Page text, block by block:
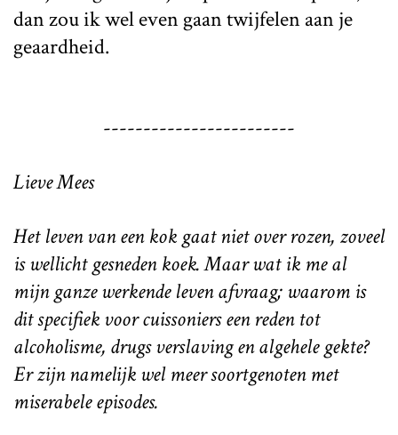
dan zou ik wel even gaan twijfelen aan je
geaardheid.
------------------------
Lieve Mees
Het leven van een kok gaat niet over rozen, zoveel
is wellicht gesneden koek. Maar wat ik me al
mijn ganze werkende leven afvraag; waarom is
dit specifiek voor cuissoniers een reden tot
alcoholisme, drugs verslaving en algehele gekte?
Er zijn namelijk wel meer soortgenoten met
miserabele episodes.